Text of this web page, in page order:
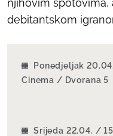
debitantskom
Ponedjeljak
Cinema / Dvorana 5
Srijeda 22.04. /